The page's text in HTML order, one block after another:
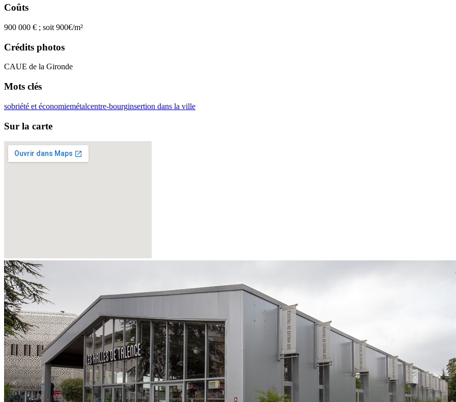
Coûts
900 000 € ; soit 900€/m²
Crédits photos
CAUE de la Gironde
Mots clés
sobriété et économiemétalcentre-bourginsertion dans la ville
Sur la carte